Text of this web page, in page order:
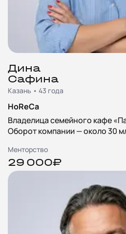
Дина
Сафина
Казань • 43 года
HoReCa
Владелица семейного кафе
Оборот компании — около 30
Менторство
29 000₽